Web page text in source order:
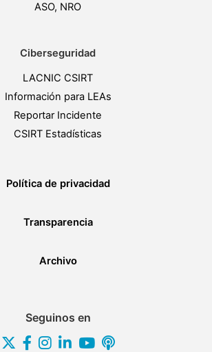
ASO, NRO
Ciberseguridad
LACNIC CSIRT
Información para LEAs
Reportar Incidente
CSIRT Estadísticas
Política de privacidad
Transparencia
Archivo
Seguinos en